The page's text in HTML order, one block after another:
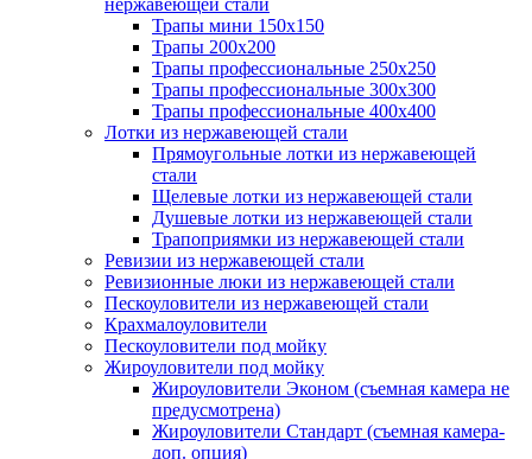
нержавеющей стали
Трапы мини 150х150
Трапы 200х200
Трапы профессиональные 250х250
Трапы профессиональные 300х300
Трапы профессиональные 400х400
Лотки из нержавеющей стали
Прямоугольные лотки из нержавеющей
стали
Щелевые лотки из нержавеющей стали
Душевые лотки из нержавеющей стали
Трапоприямки из нержавеющей стали
Ревизии из нержавеющей стали
Ревизионные люки из нержавеющей стали
Пескоуловители из нержавеющей стали
Крахмалоуловители
Пескоуловители под мойку
Жироуловители под мойку
Жироуловители Эконом (съемная камера не
предусмотрена)
Жироуловители Стандарт (съемная камера-
доп. опция)